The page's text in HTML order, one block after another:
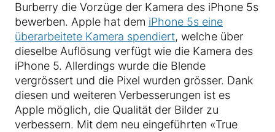
Burberry die Vorzüge der Kamera des iPhone 5s
bewerben. Apple hat dem iPhone 5s eine
überarbeitete Kamera spendiert, welche über
dieselbe Auflösung verfügt wie die Kamera des
iPhone 5. Allerdings wurde die Blende
vergrössert und die Pixel wurden grösser. Dank
diesen und weiteren Verbesserungen ist es
Apple möglich, die Qualität der Bilder zu
verbessern. Mit dem neu eingeführten «True